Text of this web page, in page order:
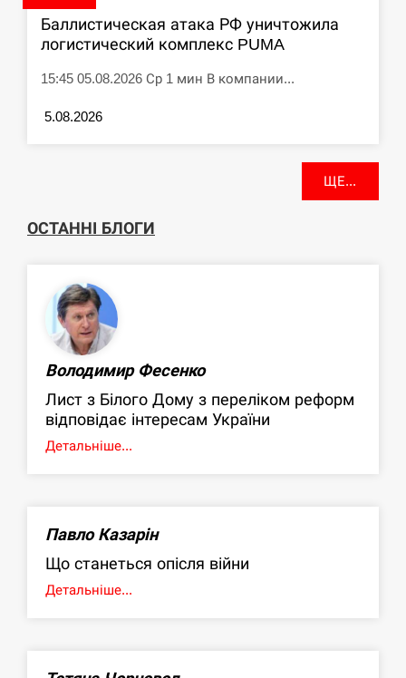
Баллистическая атака РФ уничтожила
логистический комплекс PUMA
15:45 05.08.2026 Ср 1 мин В компании...
5.08.2026
ЩЕ...
ОСТАННІ БЛОГИ
Володимир Фесенко
Лист з Білого Дому з переліком реформ
відповідає інтересам України
Детальніше...
Павло Казарін
Що станеться опісля війни
Детальніше...